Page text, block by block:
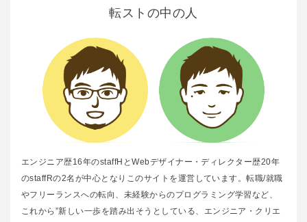
転ストの中の人
エンジニア歴16年のstaffHとWebデザイナー・ディレクター歴20年
のstaffRの2名が中心となりこのサイトを運営しています。転職/就職
やフリーランスへの転向、未経験からのプログラミング学習など、
これから”新しい一歩を踏み出そうとしている、エンジニア・クリエ